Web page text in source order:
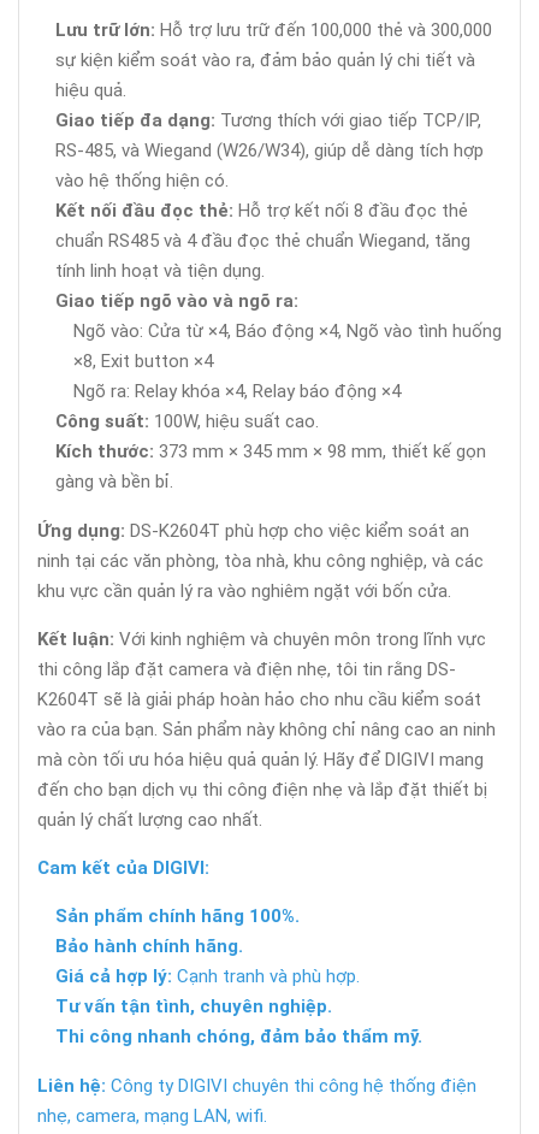
Lưu trữ lớn: Hỗ trợ lưu trữ đến 100,000 thẻ và 300,000
sự kiện kiểm soát vào ra, đảm bảo quản lý chi tiết và
hiệu quả.
Giao tiếp đa dạng: Tương thích với giao tiếp TCP/IP,
RS-485, và Wiegand (W26/W34), giúp dễ dàng tích hợp
vào hệ thống hiện có.
Kết nối đầu đọc thẻ: Hỗ trợ kết nối 8 đầu đọc thẻ
chuẩn RS485 và 4 đầu đọc thẻ chuẩn Wiegand, tăng
tính linh hoạt và tiện dụng.
Giao tiếp ngõ vào và ngõ ra:
Ngõ vào: Cửa từ ×4, Báo động ×4, Ngõ vào tình huống
×8, Exit button ×4
Ngõ ra: Relay khóa ×4, Relay báo động ×4
Công suất: 100W, hiệu suất cao.
Kích thước: 373 mm × 345 mm × 98 mm, thiết kế gọn
gàng và bền bỉ.
Ứng dụng: DS-K2604T phù hợp cho việc kiểm soát an
ninh tại các văn phòng, tòa nhà, khu công nghiệp, và các
khu vực cần quản lý ra vào nghiêm ngặt với bốn cửa.
Kết luận: Với kinh nghiệm và chuyên môn trong lĩnh vực
thi công lắp đặt camera và điện nhẹ, tôi tin rằng DS-
K2604T sẽ là giải pháp hoàn hảo cho nhu cầu kiểm soát
vào ra của bạn. Sản phẩm này không chỉ nâng cao an ninh
mà còn tối ưu hóa hiệu quả quản lý. Hãy để DIGIVI mang
đến cho bạn dịch vụ thi công điện nhẹ và lắp đặt thiết bị
quản lý chất lượng cao nhất.
Cam kết của DIGIVI:
Sản phẩm chính hãng 100%.
Bảo hành chính hãng.
Giá cả hợp lý: Cạnh tranh và phù hợp.
Tư vấn tận tình, chuyên nghiệp.
Thi công nhanh chóng, đảm bảo thẩm mỹ.
Liên hệ: Công ty DIGIVI chuyên thi công hệ thống điện
nhẹ, camera, mạng LAN, wifi.